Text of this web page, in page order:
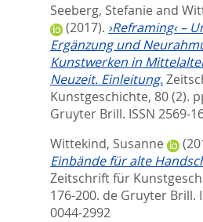
Seeberg, Stefanie and
(2017). ›Reframing‹ –
Ergänzung und
Kunstwerken in
Neuzeit. Einleitung.
Kunstgeschichte, 80 (2).
Gruyter Brill. ISSN 2569-
Wittekind, Susanne
Einbände für alte
Zeitschrift für
176-200. de Gruyter Brill.
0044-2992